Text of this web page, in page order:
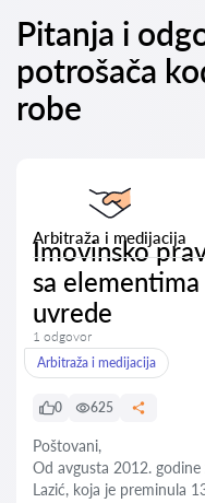
Pitanja i
potrošača
robe
Arbitraža i medijacija
Imovinsko
sa
uvrede
1 odgovor
Arbitraža i medijacija
0 625
Poštovani,
Od avgusta 2012.
Lazić, koja je preminula